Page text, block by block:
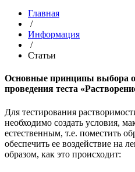
Главная
/
Информация
/
Статьи
Основные принципы выбора
проведения теста
Для тестирования
необходимо создать условия,
естественным, т.е. поместить
обеспечить ее воздействие на
образом, как это происходит: